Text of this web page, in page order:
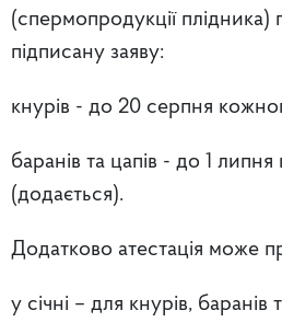
(спермопродукції плідника)
підписану заяву:
кнурів - до 20 серпня
баранів та цапів - до 1
(додається).
Додатково атестація може
у січні – для кнурів, баранів